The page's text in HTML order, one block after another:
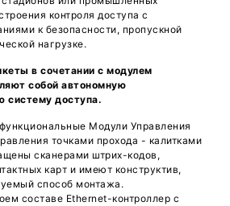
контроля доступа с
к безопасности, пропускной
нагрузке.
в сочетании с модулем
собой автономную
систему доступа.
Модули Управления
точками прохода - калитками
сканерами штрих-кодов,
карт и имеют конструктив,
способ монтажа.
составе Ethernet-контроллер с